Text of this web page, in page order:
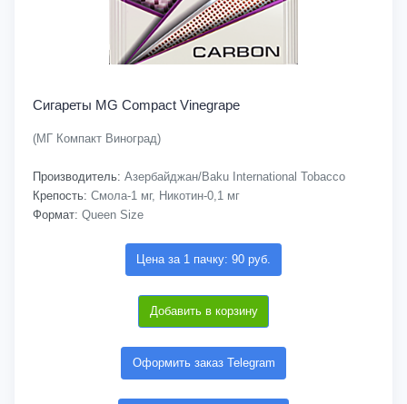
Сигареты MG Compact Vinegrape
(МГ Компакт Виноград)
Производитель: Азербайджан/Baku International Tobacco
Крепость: Смола-1 мг, Никотин-0,1 мг
Формат: Queen Size
Цена за 1 пачку: 90 руб.
Добавить в корзину
Оформить заказ Telegram